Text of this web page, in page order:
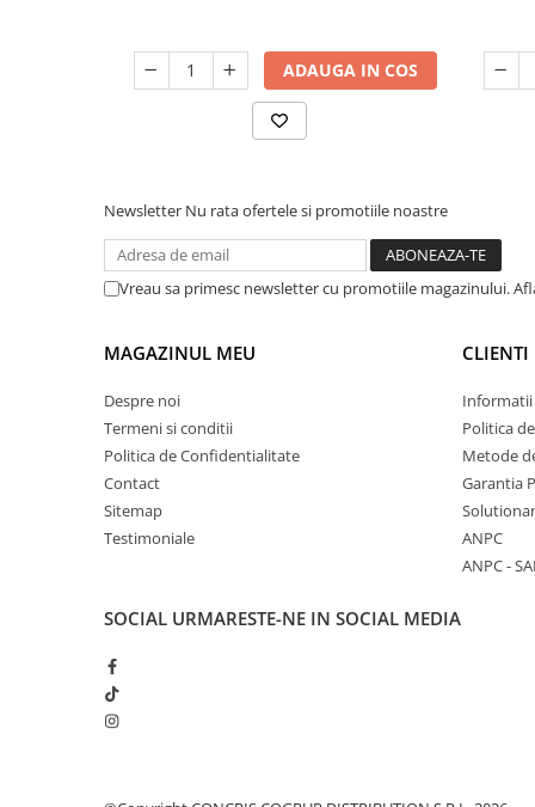
ADAUGA IN COS
Newsletter Nu rata ofertele si promotiile noastre
Vreau sa primesc newsletter cu promotiile magazinului.
MAGAZINUL MEU
Despre noi
Termeni si conditii
Politica de Confidentialitate
Contact
Sitemap
Testimoniale
CLIENTI
Politica
Metode
Garantia
ANPC
ANPC -
SOCIAL URMARESTE-NE IN SOCIAL MEDIA